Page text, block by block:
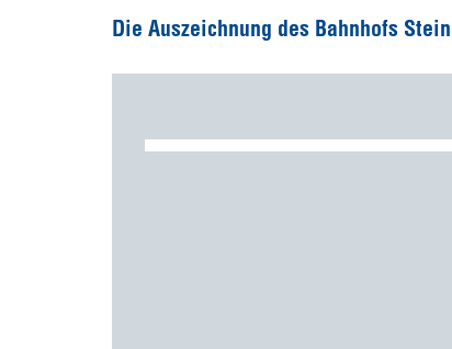
Die Auszeichnung des Bahnhofs